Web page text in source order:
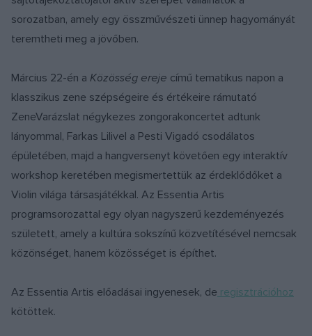
sorozatban, amely egy összművészeti ünnep hagyományát
teremtheti meg a jövőben.
Március 22-én a Közösség ereje című tematikus napon a
klasszikus zene szépségeire és értékeire rámutató
ZeneVarázslat négykezes zongorakoncertet adtunk
lányommal, Farkas Lilivel a Pesti Vigadó csodálatos
épületében, majd a hangversenyt követően egy interaktív
workshop keretében megismertettük az érdeklődőket a
Violin világa társasjátékkal. Az Essentia Artis
programsorozattal egy olyan nagyszerű kezdeményezés
született, amely a kultúra sokszínű közvetítésével nemcsak
közönséget, hanem közösséget is építhet.
Az Essentia Artis előadásai ingyenesek, de regisztrációhoz
kötöttek.